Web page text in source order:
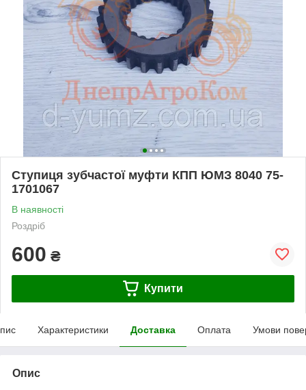
Ступиця зубчастої муфти КПП ЮМЗ 8040 75-
1701067
В наявності
Роздріб
600 ₴
Купити
Характеристики Доставка Оплата Умови
Опис